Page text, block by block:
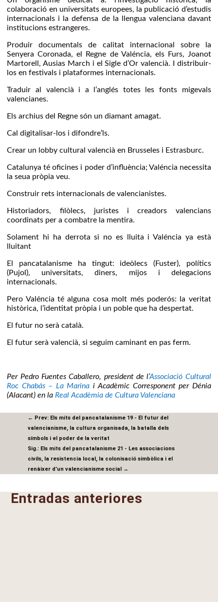
colaboració en universitats europees, la publicació d’estudis
internacionals i la defensa de la llengua valenciana davant
institucions estrangeres.
Produir documentals de calitat internacional sobre la
Senyera Coronada, el Regne de Valéncia, els Furs, Joanot
Martorell, Ausias March i el Sigle d’Or valencià. I distribuir-
los en festivals i plataformes internacionals.
Traduir al valencià i a l’anglés totes les fonts migevals
valencianes.
Els archius del Regne són un diamant amagat.
Cal digitalisar-los i difondre’ls.
Crear un lobby cultural valencià en Brusseles i Estrasburc.
Catalunya té oficines i poder d’influència; Valéncia necessita
la seua pròpia veu.
Construir rets internacionals de valencianistes.
Historiadors, filòlecs, juristes i creadors valencians
coordinats per a combatre la mentira.
Solament hi ha derrota si no es lluita i Valéncia ya està
lluitant
El pancatalanisme ha tingut: ideòlecs (Fuster), polítics
(Pujol), universitats, diners, mijos i delegacions
internacionals.
Pero Valéncia té alguna cosa molt més poderós: la veritat
històrica, l’identitat pròpia i un poble que ha despertat.
El futur no serà català.
El futur serà valencià, si seguim caminant en pas ferm.
Per Pedro Fuentes Caballero, president de l’Associació Cultural
Roc Chabàs – La Marina i Acadèmic Corresponent per Dénia
(Alacant) en la Real Acadèmia de Cultura Valenciana
← Prev: Els mits del pancatalanisme 19 - El futur del
valencianisme, la cultura organisada, la batalla dels
símbols i el poder de la veritat
Sig.: Els mits del pancatalanisme 21 - Les associacions
civils, la resistencia local, la colonisació simbòlica i el
renàixer d’un valencianisme social→
Entradas anteriores